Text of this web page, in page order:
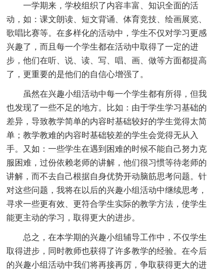
一学期来，学校组织了内容丰富、知识全面的活
动，如：课文朗读、短文背诵、体育竞技、绘画展览、
歌唱比赛等。在多样化的活动中，学生不仅对学习更感
兴趣了，而且每一个学生都在活动中取得了一定的进
步，他们在听、说、读、写、唱、画、做等方面都提高
了，更重要的是他们的自信心增强了。
虽然在兴趣小组活动中每一个学生都有所得，但我
也发现了一些不足的地方。比如：由于学生学习基础的
差异，导致教学简单的内容时基础较好的学生觉得太简
单；教学教难的内容时基础较差的学生会觉得无从入
手。又如：一些学生在遇到困难的时候不能自己努力克
服困难，过份依赖老师的讲解，他们很习惯等待老师的
讲解，而不去自己根据自身优势开动脑筋思考问题。针
对这些问题，我将在以后的兴趣小组活动中继续思考，
寻求一些更有效、更符合学生实际的教学方法，使学生
能更主动的学习，取得更大的进步。
总之，在本学期的兴趣小组辅导工作中，不仅学生
取得进步，同时教师也获得了许多教学的经验。在今后
的兴趣小组活动中我们将再接再厉，争取获得更大的进